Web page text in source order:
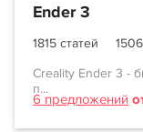
Ender 3
1815 статей
Creality Ender 3 -
п...
6 предложений